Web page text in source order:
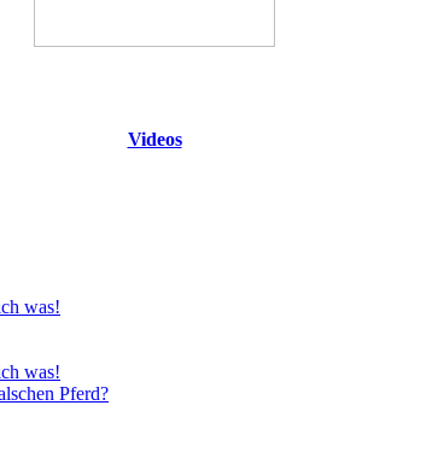
Videos
was!
was!
Pferd?